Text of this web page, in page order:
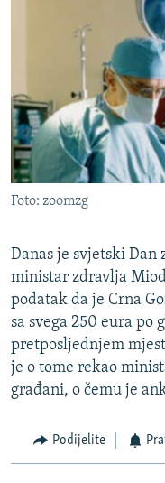
KINA NA BALKANU
RSE PRIČE IZ SVIJETA
DNEVNO@RSE
SPECIJALI RSE
VIŠE OD NASLOVA
GENOCID U SREBRENICI
POPLAVE I KLIZIŠTA U BIH
TV LIBERTY
POST SCRIPTUM
MOJA EVROPA
TRI DECENIJE OD RATA U
NASTANAK I RASPAD
PRATITE NAS
Sve RFE/RL stranice
Foto: zoomzg
Danas je svjetski Dan
ministar zdravlja
podatak da je Crna
sa svega 250 eura po
pretposljednjem
je o tome rekao
građani, o čemu je
Podijelite